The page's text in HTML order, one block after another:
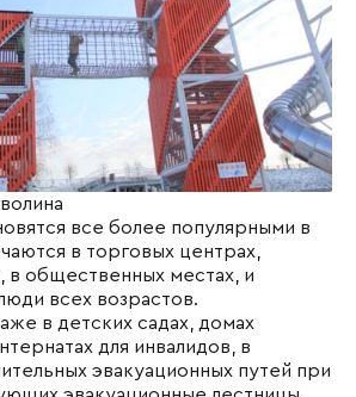
все более популярными в
в торговых центрах,
в общественных местах, и
всех возрастов.
в детских садах, домах
для инвалидов, в
эвакуационных путей при